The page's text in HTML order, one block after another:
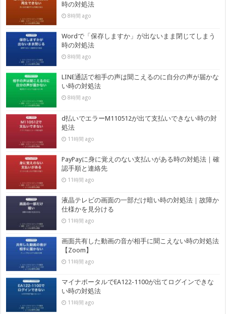
時の対処法
8時間 ago
Wordで「保存しますか」が出ないまま閉じてしまう
時の対処法
8時間 ago
LINE通話で相手の声は聞こえるのに自分の声が届かな
い時の対処法
8時間 ago
d払いでエラーM110512が出て支払いできない時の対
処法
11時間 ago
PayPayに身に覚えのない支払いがある時の対処法｜確
認手順と連絡先
11時間 ago
液晶テレビの画面の一部だけ暗い時の対処法｜故障か
仕様かを見分ける
11時間 ago
画面共有した動画の音が相手に聞こえない時の対処法
【Zoom】
11時間 ago
マイナポータルでEA122-1100が出てログインできな
い時の対処法
11時間 ago